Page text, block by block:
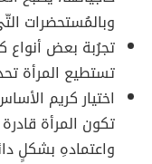
وبالمُستحضرات
تجرُبة بعض أنواع
تستطيع المرأة
اختيار كريم
تكون المرأة
واعتمادهِ بشكلٍ